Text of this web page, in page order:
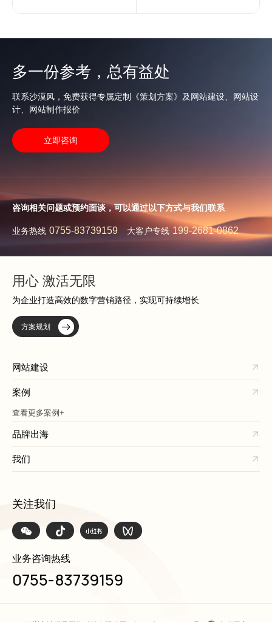
多一份参考，总有益处
联系沙漠风，免费获得专属定制《策划方案》及网站建设、网站设
计、网站制作报价
立即咨询
咨询相关问题或预约面谈，可以通过以下方式与我们联系
业务热线 0755-83739159 大客户专线 199-2681-0862
用心 激活无限
为企业打造高效的数字营销路径，实现可持续增长
方案规划
网站建设
案例
查看更多案例+
品牌出海
我们
关注我们
业务咨询热线
0755-83739159